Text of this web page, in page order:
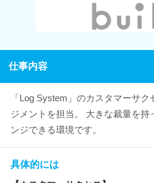
仕事内容
「Log System」のカスタマーサ
ジメントを担当。 大きな裁量を持
ンジできる環境です。
具体的には